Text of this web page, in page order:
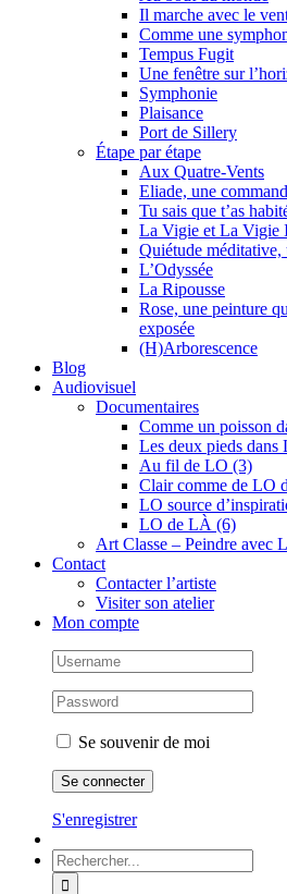
Il marche avec le
Comme une
Tempus Fugit
Une fenêtre sur
Symphonie
Plaisance
Port de Sillery
Étape par étape
Aux Quatre-Vents
Eliade, une
Tu sais que t’as
La Vigie et La Vigie
Quiétude
L’Odyssée
La Ripousse
Rose, une peinture
exposée
(H)Arborescence
Blog
Audiovisuel
Documentaires
Comme un poisson
Les deux pieds dans
Au fil de LO (3)
Clair comme de LO
LO source
LO de LÀ (6)
Art Classe – Peindre avec
Contact
Contacter l’artiste
Visiter son atelier
Mon compte
Se souvenir de moi
S'enregistrer
Rechercher: